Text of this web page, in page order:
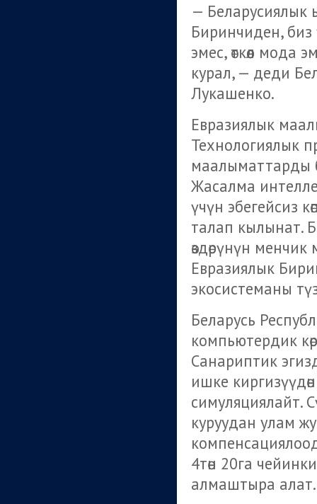
— Беларусиялык
Биринчиден, биз
эмес, өткөөл
курал, — деди
Лукашенко.
Евразиялык
Технологиялык
маалыматтарды
Жасалма
үчүн эбегейсиз
талап кылынат.
өздөрүнүн
Евразиялык
экосистеманы
Беларусь
компьютердик
Санариптик
ишке
симуляциялайт.
куруудан улам
4төн 20га
алмаштыра алат.